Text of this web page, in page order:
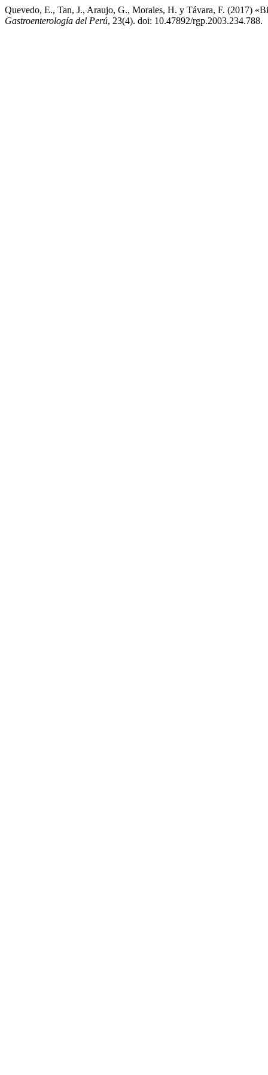
Quevedo, E., Tan, J., Araujo, G., Morales, H. y Távara, F. (2017)
Gastroenterología del Perú, 23(4). doi: 10.47892/rgp.2003.234.788.